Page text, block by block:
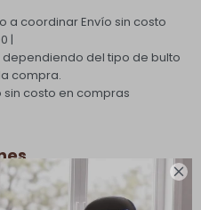

a coordinarEnvío sin costo
|
dependiendo del tipo de bulto
compra.
sin costo en compras
un plazo de 5 días para